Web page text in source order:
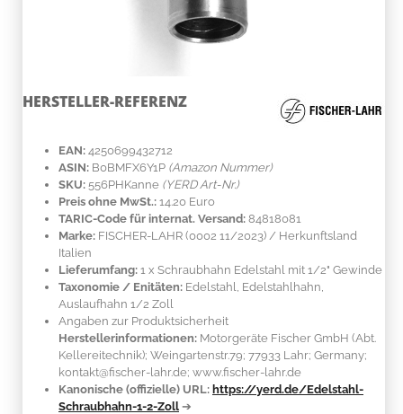
HERSTELLER-REFERENZ
EAN: 4250699432712
ASIN: B0BMFX6Y1P (Amazon Nummer)
SKU: 556PHKanne (YERD Art-Nr.)
Preis ohne MwSt.: 14.20 Euro
TARIC-Code für internat. Versand: 84818081
Marke: FISCHER-LAHR (0002 11/2023) / Herkunftsland
Italien
Lieferumfang: 1 x Schraubhahn Edelstahl mit 1/2" Gewinde
Taxonomie / Enitäten: Edelstahl , Edelstahlhahn,
Auslaufhahn 1/2 Zoll
Angaben zur Produktsicherheit
Herstellerinformationen: Motorgeräte Fischer GmbH (Abt.
Kellereitechnik); Weingartenstr.79; 77933 Lahr; Germany;
kontakt@fischer-lahr.de; www.fischer-lahr.de
Kanonische (offizielle) URL: https://yerd.de/Edelstahl-
Schraubhahn-1-2-Zoll ➔